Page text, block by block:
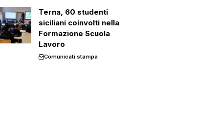
Terna, 60 studenti
siciliani coinvolti nella
Formazione Scuola
Lavoro
Comunicati stampa